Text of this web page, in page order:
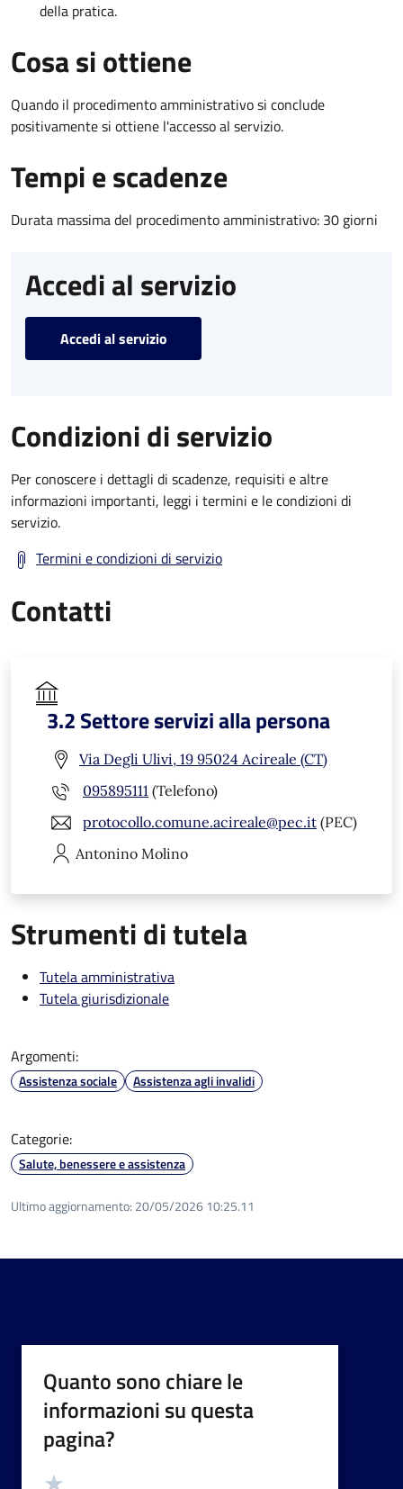
della pratica.
Cosa si ottiene
Quando il procedimento amministrativo si conclude
positivamente si ottiene l'accesso al servizio.
Tempi e scadenze
Durata massima del procedimento amministrativo: 30 giorni
Accedi al servizio
Accedi al servizio
Condizioni di servizio
Per conoscere i dettagli di scadenze, requisiti e altre
informazioni importanti, leggi i termini e le condizioni di
servizio.
Termini e condizioni di servizio
Contatti
3.2 Settore servizi alla persona
Via Degli Ulivi, 19 95024 Acireale (CT)
095895111 (Telefono)
protocollo.comune.acireale@pec.it (PEC)
Antonino Molino
Strumenti di tutela
Tutela amministrativa
Tutela giurisdizionale
Argomenti:
Assistenza sociale Assistenza agli invalidi
Categorie:
Salute, benessere e assistenza
Ultimo aggiornamento: 20/05/2026 10:25.11
Quanto sono chiare le
informazioni su questa
pagina?
Valutazione